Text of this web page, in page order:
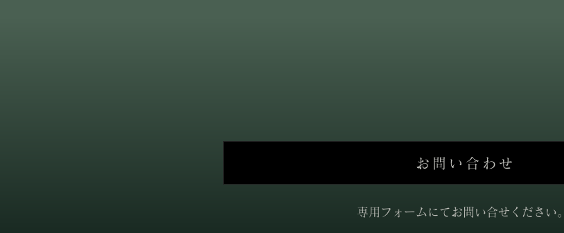
お問い合わせ
​専用フォームにてお問い合せください。